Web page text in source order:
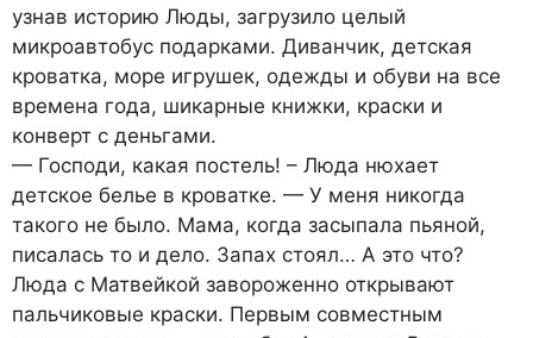
узнав историю Люды, загрузило целый
микроавтобус подарками. Диванчик, детская
кроватка, море игрушек, одежды и обуви на все
времена года, шикарные книжки, краски и
конверт с деньгами.
— Господи, какая постель! – Люда нюхает
детское белье в кроватке. — У меня никогда
такого не было. Мама, когда засыпала пьяной,
писалась то и дело. Запах стоял… А это что?
Люда с Матвейкой завороженно открывают
пальчиковые краски. Первым совместным